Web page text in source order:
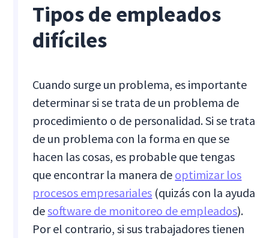
Tipos de empleados
difíciles
Cuando surge un problema, es importante
determinar si se trata de un problema de
procedimiento o de personalidad. Si se trata
de un problema con la forma en que se
hacen las cosas, es probable que tengas
que encontrar la manera de optimizar los
procesos empresariales (quizás con la ayuda
desoftware de monitoreo de empleados).
Por el contrario, si sus trabajadores tienen